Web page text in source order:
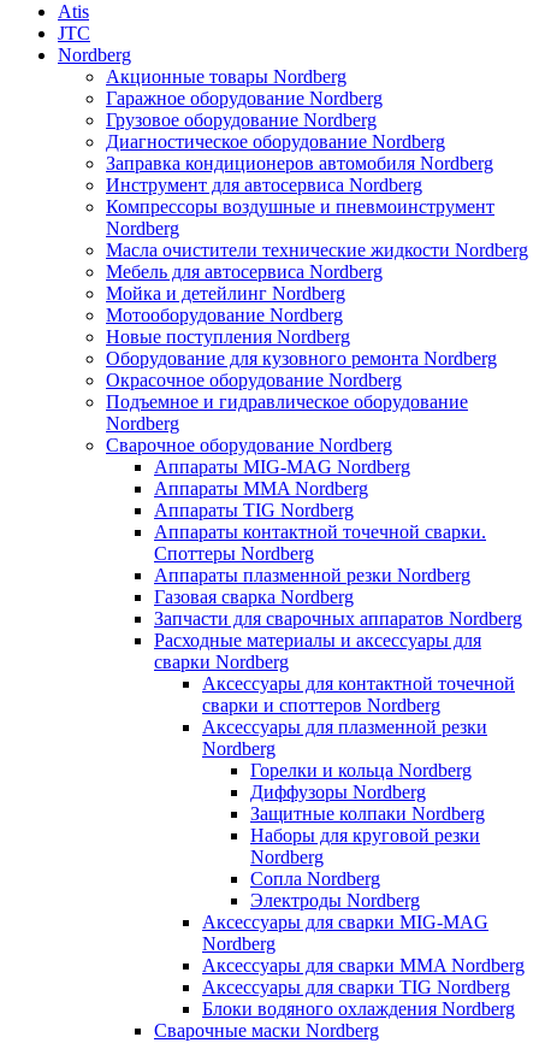
Atis
JTC
Nordberg
Акционные товары Nordberg
Гаражное оборудование Nordberg
Грузовое оборудование Nordberg
Диагностическое оборудование Nordberg
Заправка кондиционеров автомобиля Nordberg
Инструмент для автосервиса Nordberg
Компрессоры воздушные и пневмоинструмент
Nordberg
Масла очистители технические жидкости Nordberg
Мебель для автосервиса Nordberg
Мойка и детейлинг Nordberg
Мотооборудование Nordberg
Новые поступления Nordberg
Оборудование для кузовного ремонта Nordberg
Окрасочное оборудование Nordberg
Подъемное и гидравлическое оборудование
Nordberg
Сварочное оборудование Nordberg
Аппараты MIG-MAG Nordberg
Аппараты MMA Nordberg
Аппараты TIG Nordberg
Аппараты контактной точечной сварки.
Споттеры Nordberg
Аппараты плазменной резки Nordberg
Газовая сварка Nordberg
Запчасти для сварочных аппаратов Nordberg
Расходные материалы и аксессуары для
сварки Nordberg
Аксессуары для контактной точечной
сварки и споттеров Nordberg
Аксессуары для плазменной резки
Nordberg
Горелки и кольца Nordberg
Диффузоры Nordberg
Защитные колпаки Nordberg
Наборы для круговой резки
Nordberg
Сопла Nordberg
Электроды Nordberg
Аксессуары для сварки MIG-MAG
Nordberg
Аксессуары для сварки MMA Nordberg
Аксессуары для сварки TIG Nordberg
Блоки водяного охлаждения Nordberg
Сварочные маски Nordberg